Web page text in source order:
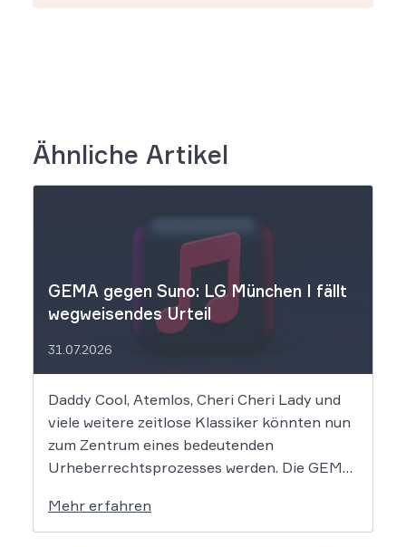
Ähnliche Artikel
GEMA gegen Suno: LG München I fällt
wegweisendes Urteil
31.07.2026
Daddy Cool, Atemlos, Cheri Cheri Lady und
viele weitere zeitlose Klassiker könnten nun
zum Zentrum eines bedeutenden
Urheberrechtsprozesses werden. Die GEMA
will die Rechte ihrer Mitglieder verteidigen.
Dem Unternehmen hinter der populären KI-
Mehr erfahren